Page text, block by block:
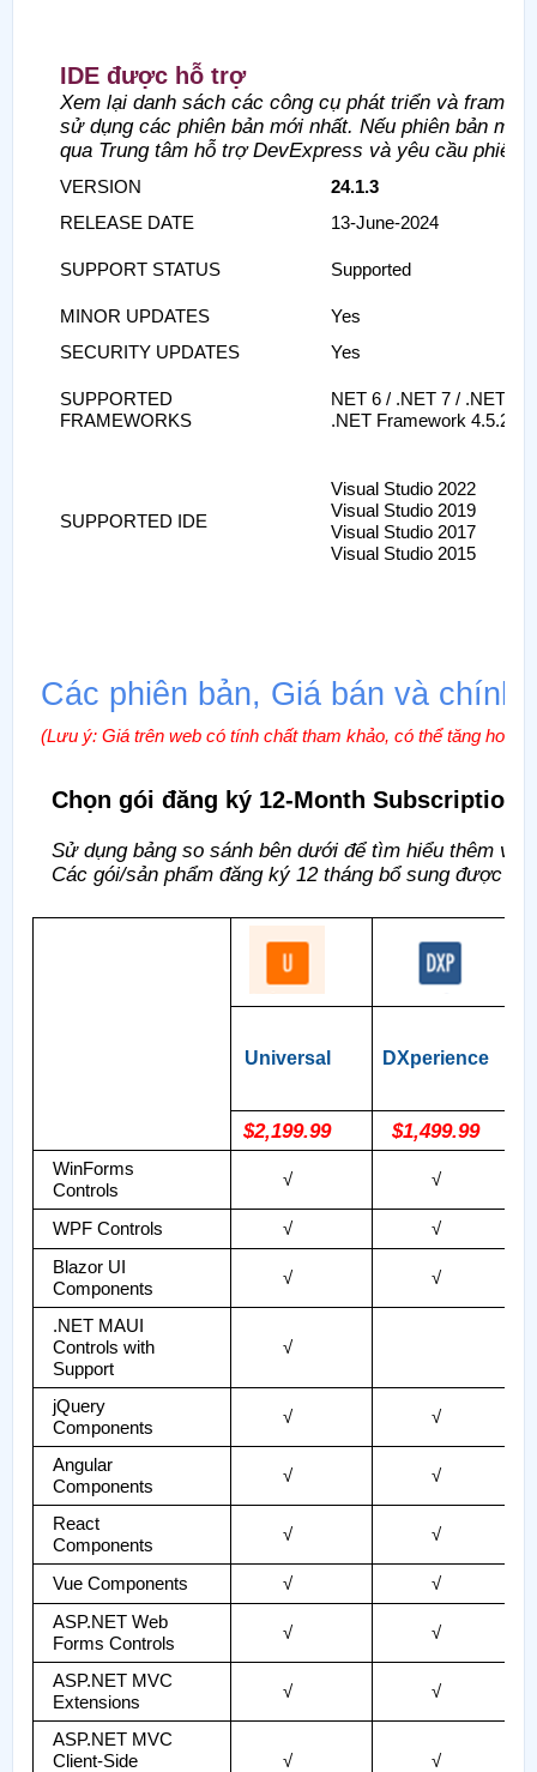
IDE được hỗ trợ
Xem lại danh sách các công cụ phát triển và
sử dụng các phiên bản mới nhất. Nếu phiên bản
qua Trung tâm hỗ trợ DevExpress và yêu cầu phiên
VERSION
24.1.3
RELEASE DATE
13-June-2024
SUPPORT STATUS Supported
MINOR UPDATES
Yes
SECURITY UPDATES
Yes
SUPPORTED
FRAMEWORKS
NET 6 / .NET 7 / .NET 8
.NET Framework 4.5.2+
SUPPORTED IDE
Visual Studio 2022
Visual Studio 2019
Visual Studio 2017
Visual Studio 2015
Các phiên bản, Giá bán và chính
(Lưu ý: Giá trên web có tính chất tham khảo, có thể tăng hoặc
Chọn gói đăng ký 12-Month Subscription
Sử dụng bảng so sánh bên dưới để tìm hiểu thêm về
Các gói/sản phẩm đăng ký 12 tháng bổ sung được
Universal DXperience
$2,199.99 $1,499.99
WinForms
Controls
√ √
WPF Controls √
√
Blazor UI
Components
√ √
.NET MAUI
Controls with
Support
√
jQuery
Components
√ √
Angular
Components
√ √
React
Components
√ √
Vue Components √
√
ASP.NET Web
Forms Controls
√ √
ASP.NET MVC
Extensions
√ √
ASP.NET MVC
Client-Side
√ √